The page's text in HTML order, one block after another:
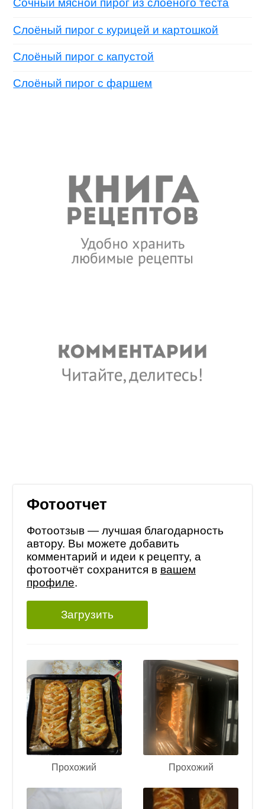
Сочный мясной пирог из слоёного теста
Слоёный пирог с курицей и картошкой
Слоёный пирог с капустой
Слоёный пирог с фаршем
Фотоотчет
Фотоотзыв — лучшая благодарность
автору. Вы можете добавить
комментарий и идеи к рецепту, а
фотоотчёт сохранится в вашем
профиле.
Загрузить
Прохожий Прохожий